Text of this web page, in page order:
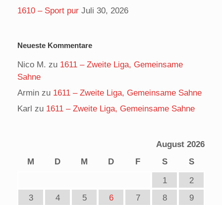
1610 – Sport pur Juli 30, 2026
Neueste Kommentare
Nico M. zu 1611 – Zweite Liga, Gemeinsame
Sahne
Armin zu 1611 – Zweite Liga, Gemeinsame Sahne
Karl zu 1611 – Zweite Liga, Gemeinsame Sahne
August 2026
M
D M D F S
S
1
2
3
4 5 6 7 8
9